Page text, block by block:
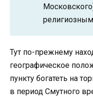
Тут по-прежнему
географическое
пункту богатеть на
в период Смутного